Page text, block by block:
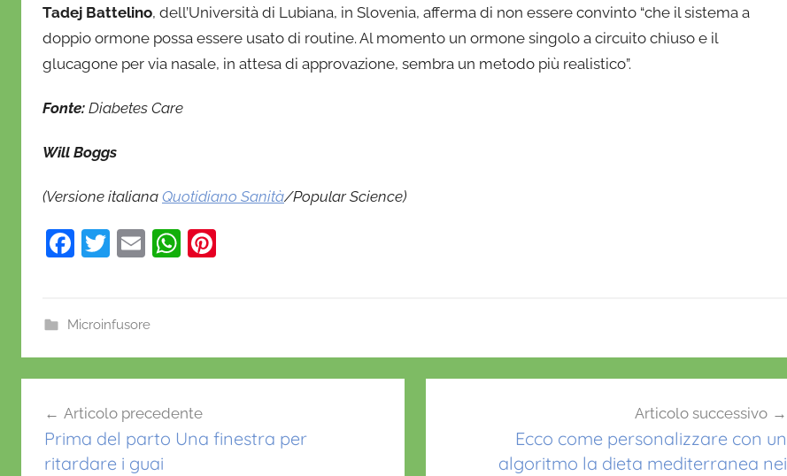
Tadej Battelino, dell’Università di Lubiana, in Slovenia, afferma di non essere convinto “che il sistema a
doppio ormone possa essere usato di routine. Al momento un ormone singolo a circuito chiuso e il
glucagone per via nasale, in attesa di approvazione, sembra un metodo più realistico”.
Fonte: Diabetes Care
Will Boggs
(Versione italiana Quotidiano Sanità/Popular Science)
F
e
b
o
o
k
T
er
E
l
W
A
p
p
st
Microinfusore
articoli
Articolo precedente
Prima del parto Una finestra per
ritardare i guai
Articolo successivo
Ecco come personalizzare con un
algoritmo la dieta mediterranea nei